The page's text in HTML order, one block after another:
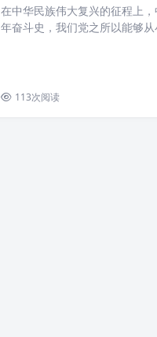
在中华民族伟大复兴的征程上
年奋斗史，我们党之所以能够
113次阅读